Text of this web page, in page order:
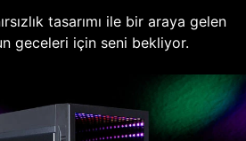
tasarımı ile bir araya gelen
geceleri için seni bekliyor.